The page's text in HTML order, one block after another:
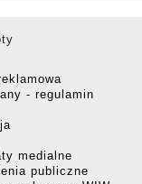
- regulamin
medialne
publiczne